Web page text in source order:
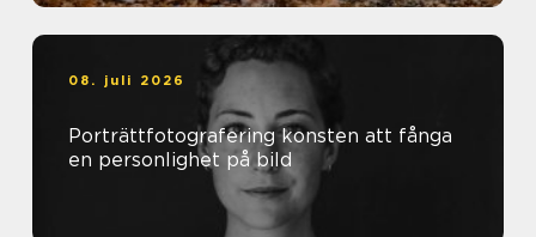
08. juli 2026
Porträttfotografering konsten att fånga
en personlighet på bild